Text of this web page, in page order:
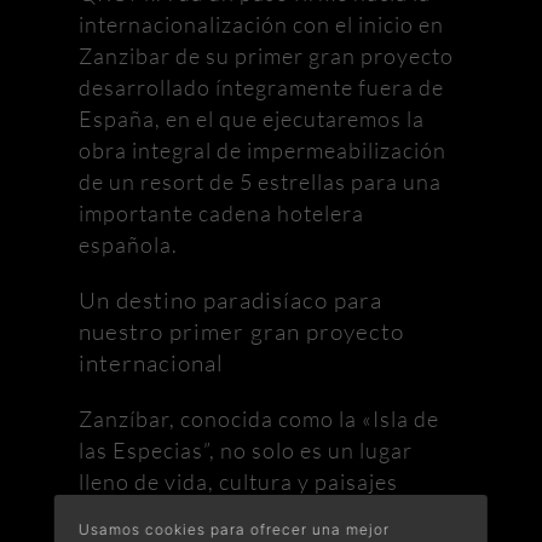
internacionalización con el inicio en
Zanzibar de su primer gran proyecto
desarrollado íntegramente fuera de
España, en el que ejecutaremos la
obra integral de impermeabilización
de un resort de 5 estrellas para una
importante cadena hotelera
española.
Un destino paradisíaco para
nuestro primer gran proyecto
internacional
Zanzíbar, conocida como la «Isla de
las Especias”, no solo es un lugar
lleno de vida, cultura y paisajes
Usamos cookies para ofrecer una mejor